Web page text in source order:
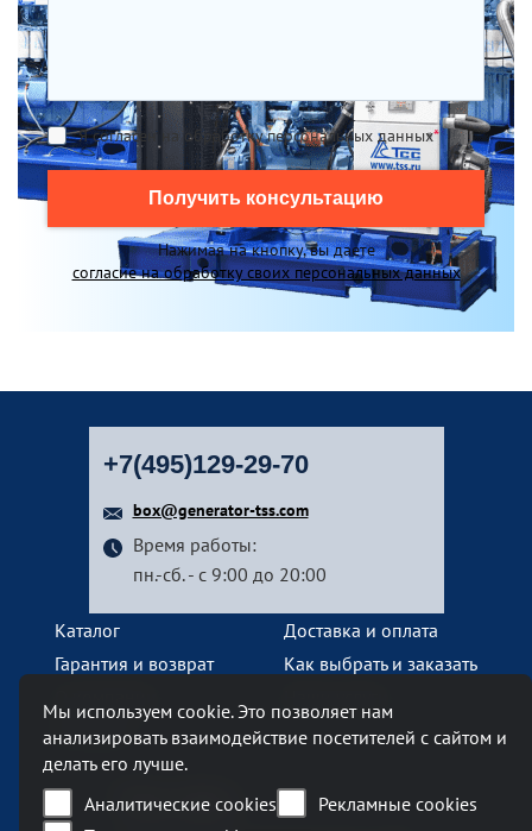
Я согласен на обработку персональных данных*
Получить консультацию
Нажимая на кнопку, вы даете
согласие на обработку своих персональных данных
+7(495)129-29-70
box@generator-tss.com
Время работы:
пн.-сб. - с 9:00 до 20:00
Каталог
Доставка и оплата
Гарантия и возврат
Как выбрать и заказать
Контакты
Наш офис
Мы используем cookie. Это позволяет нам
анализировать взаимодействие посетителей с сайтом и
делать его лучше.
Аналитические cookies
Рекламные cookies